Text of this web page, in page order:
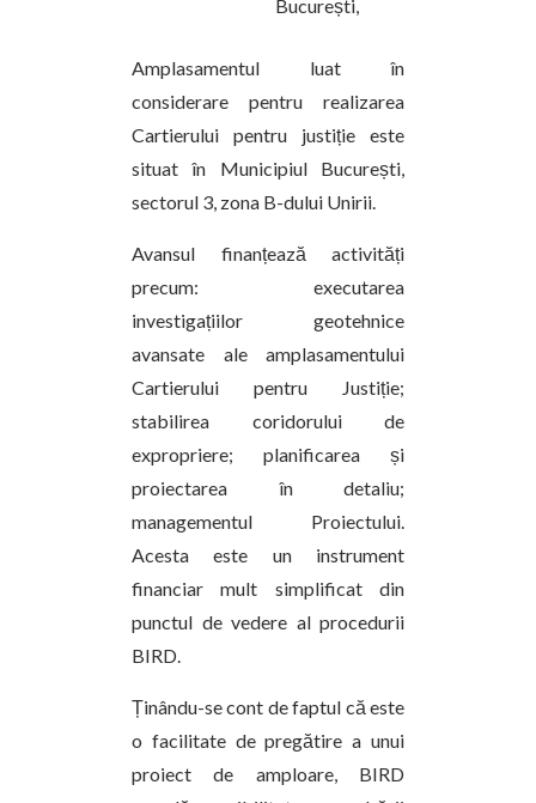
București,
Amplasamentul luat în
considerare pentru realizarea
Cartierului pentru justiție este
situat în Municipiul București,
sectorul 3, zona B-dului Unirii.
Avansul finanțează activități
precum: executarea
investigațiilor geotehnice
avansate ale amplasamentului
Cartierului pentru Justiție;
stabilirea coridorului de
expropriere; planificarea și
proiectarea în detaliu;
managementul Proiectului.
Acesta este un instrument
financiar mult simplificat din
punctul de vedere al procedurii
BIRD.
Ținându-se cont de faptul că este
o facilitate de pregătire a unui
proiect de amploare, BIRD